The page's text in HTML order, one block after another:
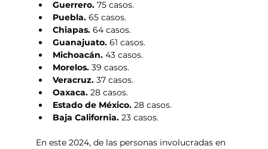
Guerrero. 75 casos.
Puebla. 65 casos.
Chiapas. 64 casos.
Guanajuato. 61 casos.
Michoacán. 43 casos.
Morelos. 39 casos.
Veracruz. 37 casos.
Oaxaca. 28 casos.
Estado de México. 28 casos.
Baja California. 23 casos.
En este 2024, de las personas involucradas en